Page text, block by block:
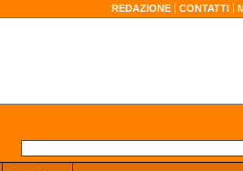
REDAZIONE CONTATTI